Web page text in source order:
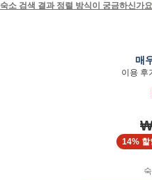
숙소 검색 결과 정렬 방식이 궁금하신가
매
이용 후
14% 할